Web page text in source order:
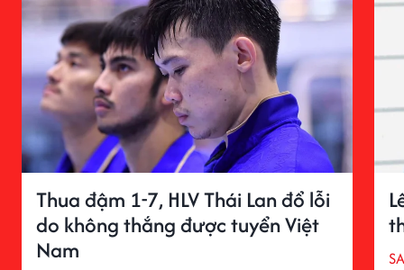
Thua đậm 1-7, HLV Thái Lan đổ lỗi
do không thắng được tuyển Việt
Nam